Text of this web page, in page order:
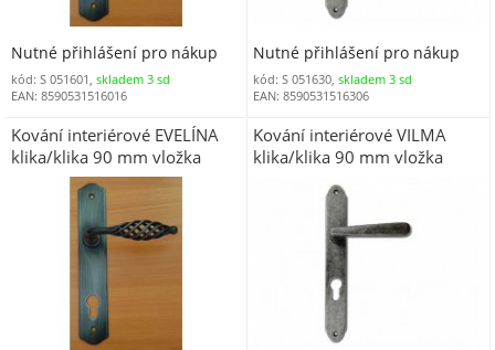
Nutné přihlášení pro nákup
kód: S 051601, skladem 3 sd
EAN: 8590531516016
Nutné přihlášení pro nákup
kód: S 051630,skladem 3 sd
EAN: 8590531516306
Kování interiérové EVELÍNA
klika/klika 90 mm vložka
Kování interiérové VILMA
klika/klika 90 mm vložka